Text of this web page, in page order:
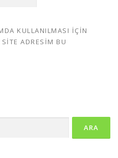
KULLANILMASI IÇIN
ADRESIM BU